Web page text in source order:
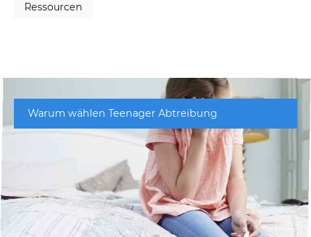
Ressourcen
Warum wählen Teenager Abtreibung